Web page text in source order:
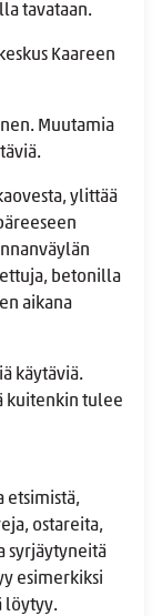
tavataan.
Kaareen
Muutamia
ylittää
betonilla
aikana
käytäviä.
kuitenkin tulee
etsimistä,
ostareita,
syrjäytyneitä
esimerkiksi
löytyy.